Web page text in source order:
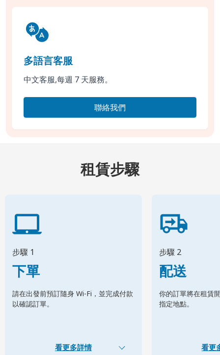
多語言客服
中文客服,每週 7 天服務。
聯絡我們
租賃步驟
步驟 1
下單
請在出發前預訂隨身 Wi-Fi，並完成付款
以確認訂單。
看更多詳情
步驟 2
配送
你的訂單將在租賃
指定地點。
看更